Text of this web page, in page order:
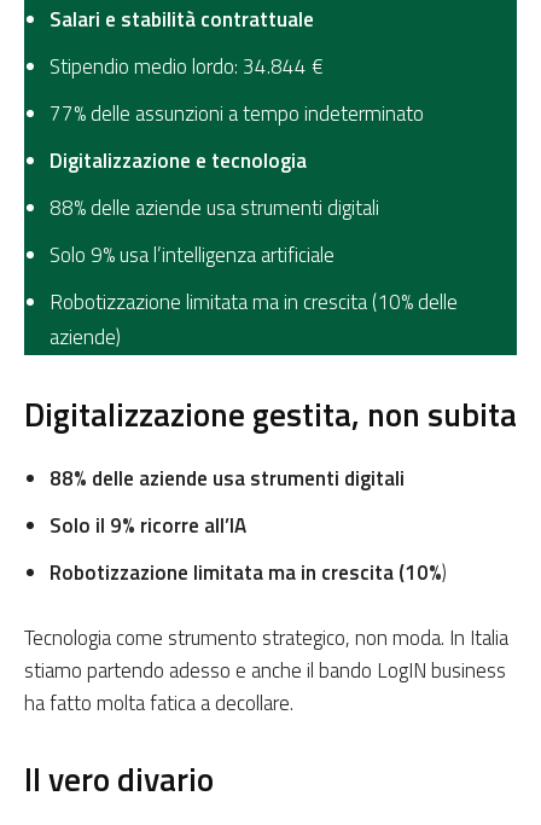
Salari e stabilità contrattuale
Stipendio medio lordo: 34.844 €
77% delle assunzioni a tempo indeterminato
Digitalizzazione e tecnologia
88% delle aziende usa strumenti digitali
Solo 9% usa l’intelligenza artificiale
Robotizzazione limitata ma in crescita (10% delle
aziende)
Digitalizzazione gestita, non subita
88% delle aziende usa strumenti digitali
Solo il 9% ricorre all’IA
Robotizzazione limitata ma in crescita (10%)
Tecnologia come strumento strategico, non moda. In Italia
stiamo partendo adesso e anche il bando LogIN business
ha fatto molta fatica a decollare.
Il vero divario